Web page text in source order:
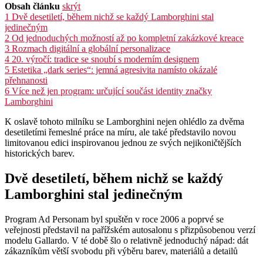
Obsah článku skrýt
1 Dvě desetiletí, během nichž se každý Lamborghini stal
jedinečným
2 Od jednoduchých možností až po kompletní zakázkové kreace
3 Rozmach digitální a globální personalizace
4 20. výročí: tradice se snoubí s moderním designem
5 Estetika „dark series“: jemná agresivita namísto okázalé
přehnanosti
6 Více než jen program: určující součást identity značky
Lamborghini
K oslavě tohoto milníku se Lamborghini nejen ohlédlo za dvěma
desetiletími řemeslné práce na míru, ale také představilo novou
limitovanou edici inspirovanou jednou ze svých nejikoničtějších
historických barev.
Dvě desetiletí, během nichž se každý
Lamborghini stal jedinečným
Program Ad Personam byl spuštěn v roce 2006 a poprvé se
veřejnosti představil na pařížském autosalonu s přizpůsobenou verzí
modelu Gallardo. V té době šlo o relativně jednoduchý nápad: dát
zákazníkům větší svobodu při výběru barev, materiálů a detailů